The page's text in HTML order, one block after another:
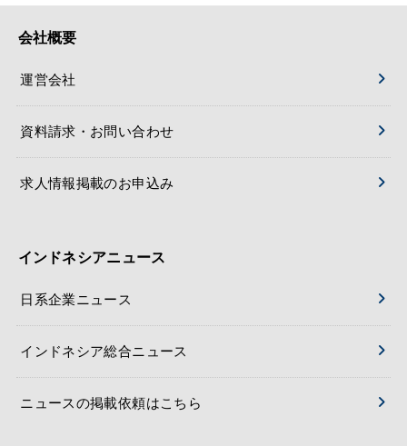
会社概要
運営会社
資料請求・お問い合わせ
求人情報掲載のお申込み
インドネシアニュース
日系企業ニュース
インドネシア総合ニュース
ニュースの掲載依頼はこちら